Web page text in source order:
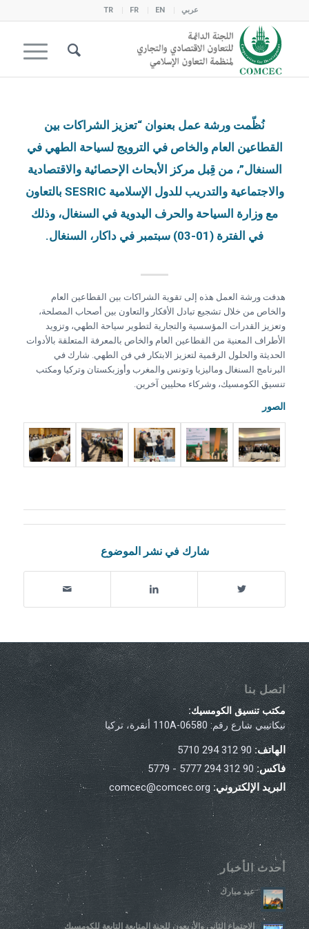
عربي EN
FR
TR
نُظّمت ورشة عمل بعنوان “تعزيز الشراكات بين
القطاعين العام والخاص في الترويج لسياحة الطهي في
السنغال”، من قِبل مركز الأبحاث الإحصائية والاقتصادية
والاجتماعية والتدريب للدول الإسلامية SESRIC بالتعاون
مع وزارة السياحة والحرف اليدوية في السنغال، وذلك
في الفترة (01-03) سبتمبر في داكار، السنغال.
هدفت ورشة العمل هذه إلى تقوية الشراكات بين القطاعين العام
والخاص من خلال تشجيع تبادل الأفكار والتعاون بين أصحاب المصلحة،
وتعزيز القدرات المؤسسية والتجارية لتطوير سياحة الطهي، وتزويد
الأطراف المعنية من القطاعين العام والخاص بالمعرفة المتعلقة بالأدوات
الحديثة والحلول الرقمية لتعزيز الابتكار في فن الطهي. شارك في
البرنامج السنغال وماليزيا وتونس والمغرب وأوزبكستان وتركيا ومكتب
تنسيق الكومسيك، وشركاء محليين آخرين.
الصور
شارك في نشر الموضوع
اتصل بنا
مكتب تنسيق الكومسيك:
نيكاتيبي شارع رقم: 110A-06580 أنقرة، تركيا
الهاتف:90 312 294 5710
فاكس:90 312 294 5777 - 5779
البريد الإلكتروني: comcec@comcec.org
أحدث الأخبار
عيد مبارك
الاجتماع الثاني والأربعون للجنة المتابعة التابعة للكومسيك